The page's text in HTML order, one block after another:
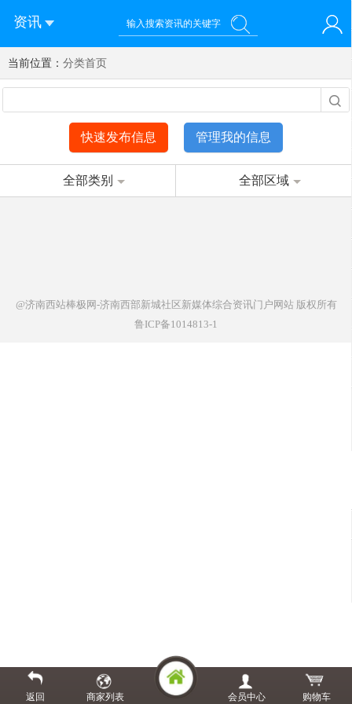
资讯
您好！欢迎来到济南西站棒极网-济南西部新城社区新媒体综
合资讯门户网站
登录 注册 微信快速登录
当前位置： 分类首页
快速发布信息 管理我的信息
全部类别 全部区域
@济南西站棒极网-济南西部新城社区新媒体综合资讯门户网站版权所有
鲁ICP备1014813-1
返回 商家列表 会员中心 购物车